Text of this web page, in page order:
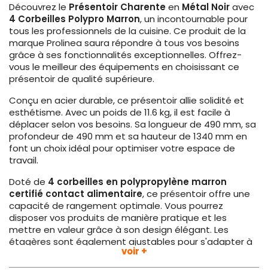
Découvrez le Présentoir Charenteen Métal Noiravec
4 Corbeilles Polypro Marron, un incontournable pour
tous les professionnels de la cuisine. Ce produit de la
marque Prolinea saura répondre à tous vos besoins
grâce à ses fonctionnalités exceptionnelles. Offrez-
vous le meilleur des équipements en choisissant ce
présentoir de qualité supérieure.
Conçu en acier durable, ce présentoir allie solidité et
esthétisme. Avec un poids de 11.6 kg, il est facile à
déplacer selon vos besoins. Sa longueur de 490 mm, sa
profondeur de 490 mm et sa hauteur de 1340 mm en
font un choix idéal pour optimiser votre espace de
travail.
Doté de 4 corbeilles en polypropylène marron
certifié contact alimentaire, ce présentoir offre une
capacité de rangement optimale. Vous pourrez
disposer vos produits de manière pratique et les
mettre en valeur grâce à son design élégant. Les
étagères sont également ajustables pour s'adapter à
voir +